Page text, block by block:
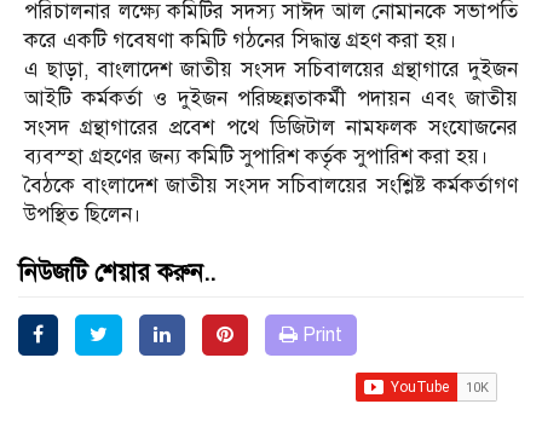
পরিচালনার লক্ষ্যে কমিটির সদস্য সাঈদ আল নোমানকে সভাপতি
করে একটি গবেষণা কমিটি গঠনের সিদ্ধান্ত গ্রহণ করা হয়।
এ ছাড়া, বাংলাদেশ জাতীয় সংসদ সচিবালয়ের গ্রন্থাগারে দুইজন
আইটি কর্মকর্তা ও দুইজন পরিচ্ছন্নতাকর্মী পদায়ন এবং জাতীয়
সংসদ গ্রন্থাগারের প্রবেশ পথে ডিজিটাল নামফলক সংযোজনের
ব‌্যবস্হা গ্রহণের জন্য কমিটি সুপারিশ কর্তৃক সুপারিশ করা হয়।
বৈঠকে বাংলাদেশ জাতীয় সংসদ সচিবালয়ের সংশ্লিষ্ট কর্মকর্তাগণ
উপস্থিত ছিলেন।
নিউজটি শেয়ার করুন..
Print